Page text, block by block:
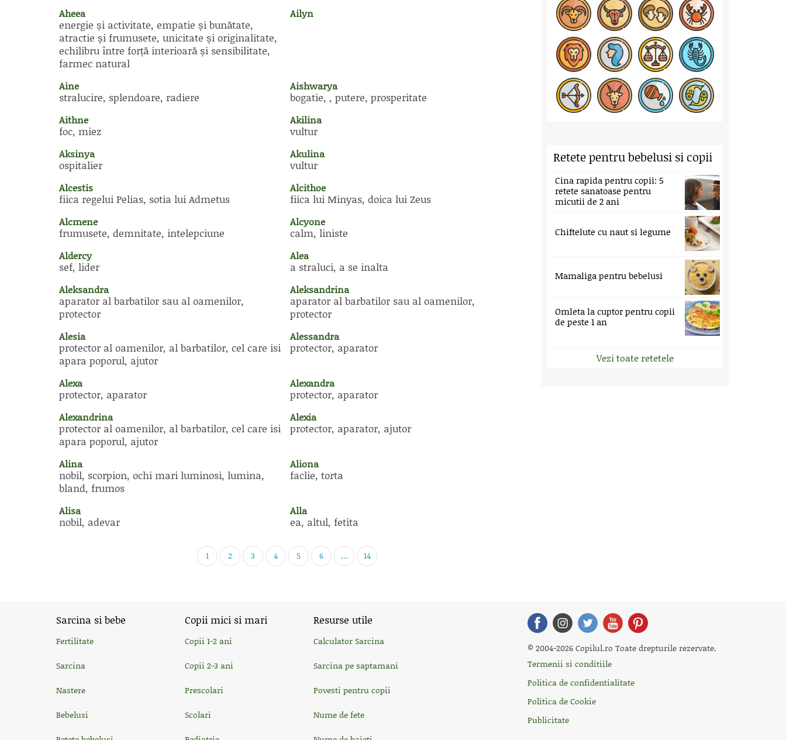
Aheea
energie și activitate, empatie și bunătate,
atractie și frumusete, unicitate și originalitate,
echilibru între forță interioară și sensibilitate,
farmec natural
Ailyn
Aine
stralucire, splendoare, radiere
Aishwarya
bogatie, , putere, prosperitate
Aithne
foc, miez
Akilina
vultur
Aksinya
ospitalier
Akulina
vultur
Alcestis
fiica regelui Pelias, sotia lui Admetus
Alcithoe
fiica lui Minyas, doica lui Zeus
Alcmene
frumusete, demnitate, intelepciune
Alcyone
calm, liniste
Aldercy
sef, lider
Alea
a straluci, a se inalta
Aleksandra
aparator al barbatilor sau al oamenilor,
protector
Aleksandrina
aparator al barbatilor sau al oamenilor,
protector
Alesia
protector al oamenilor, al barbatilor, cel care isi
apara poporul, ajutor
Alessandra
protector, aparator
Alexa
protector, aparator
Alexandra
protector, aparator
Alexandrina
protector al oamenilor, al barbatilor, cel care isi
apara poporul, ajutor
Alexia
protector, aparator, ajutor
Alina
nobil, scorpion, ochi mari luminosi, lumina,
bland, frumos
Aliona
faclie, torta
Alisa
nobil, adevar
Alla
ea, altul, fetita
1 2 3 4 5 6 ... 14
Retete pentru bebelusi si copii
Cina rapida pentru copii: 5
retete sanatoase pentru
micutii de 2 ani
Chiftelute cu naut si legume
Mamaliga pentru bebelusi
Omleta la cuptor pentru copii
de peste 1 an
Vezi toate retetele
Sarcina si bebe
Fertilitate
Sarcina
Nastere
Bebelusi
Copii mici si mari
Copii 1-2 ani
Copii 2-3 ani
Prescolari
Scolari
Resurse utile
Calculator Sarcina
Sarcina pe saptamani
Povesti pentru copii
Nume de fete
© 2004-2026 Copilul.ro Toate drepturile rezervate.
Termenii si conditiile
Politica de confidentialitate
Politica de Cookie
Publicitate